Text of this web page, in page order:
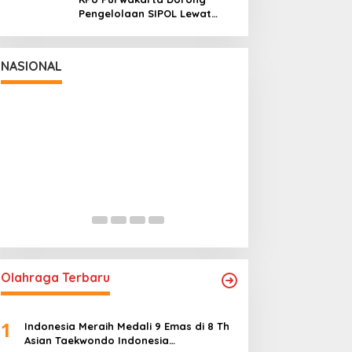
Pengelolaan SIPOL Lewat
NASIONAL
Olahraga Terbaru
1
Indonesia Meraih Medali 9 Emas di 8 Th
Asian Taekwondo Indonesia